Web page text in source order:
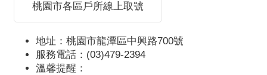
桃園市各區戶所線上取號
地址：桃園市龍潭區中興路700號
服務電話：(03)479-2394
溫馨提醒：